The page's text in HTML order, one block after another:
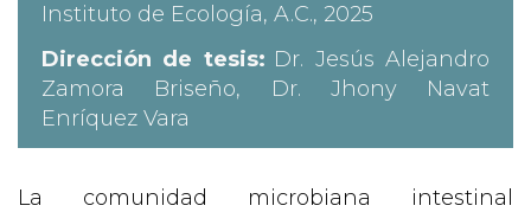
Instituto de Ecología, A.C., 2025
Dirección de tesis: Dr. Jesús Alejandro
Zamora Briseño, Dr. Jhony Navat
Enríquez Vara
La comunidad microbiana intestinal